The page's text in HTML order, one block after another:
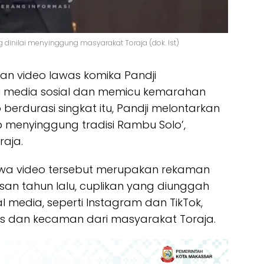
menyinggung masyarakat Toraja (dok. Ist)
video lawas komika Pandji
sosial dan memicu kemarahan
singkat itu, Pandji melontarkan
tradisi Rambu Solo’,
video tersebut merupakan rekaman
tahun lalu, cuplikan yang diunggah
seperti Instagram dan TikTok,
dan kecaman dari masyarakat Toraja.